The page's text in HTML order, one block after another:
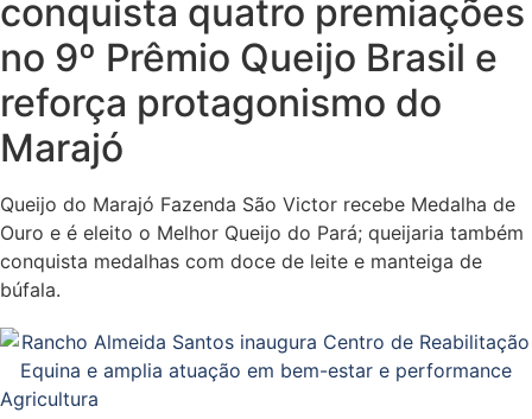
conquista quatro premiações
no 9º Prêmio Queijo Brasil e
reforça protagonismo do
Marajó
Queijo do Marajó Fazenda São Victor recebe Medalha de
Ouro e é eleito o Melhor Queijo do Pará; queijaria também
conquista medalhas com doce de leite e manteiga de
búfala.
Agricultura